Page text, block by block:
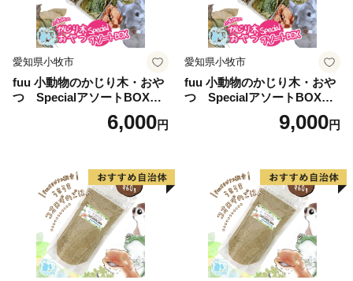
愛知県小牧市
fuu 小動物のかじり木・おや
つ SpecialアソートBOX（1
6,000円
愛知県小牧市
fuu 小動物のかじり木・おや
つ SpecialアソートBOX（2
9,000円